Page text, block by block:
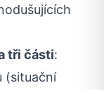
tři části:
(situační